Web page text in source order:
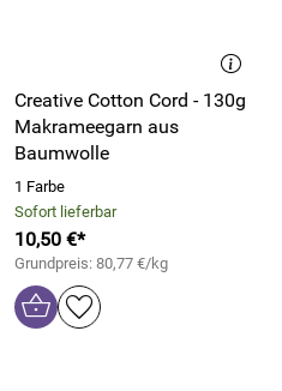
Creative Cotton Cord - 130g
Makrameegarn aus
Baumwolle
1 Farbe
Sofort lieferbar
10,50 €*
Grundpreis: 80,77 €/kg